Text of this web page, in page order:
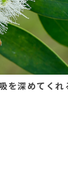
を深めてくれ